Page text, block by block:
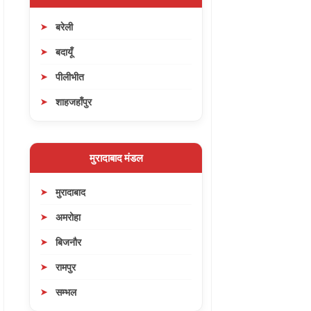
बरेली
बदायूँ
पीलीभीत
शाहजहाँपुर
मुरादाबाद मंडल
मुरादाबाद
अमरोहा
बिजनौर
रामपुर
सम्भल